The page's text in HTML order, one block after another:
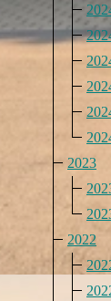
2023
2022